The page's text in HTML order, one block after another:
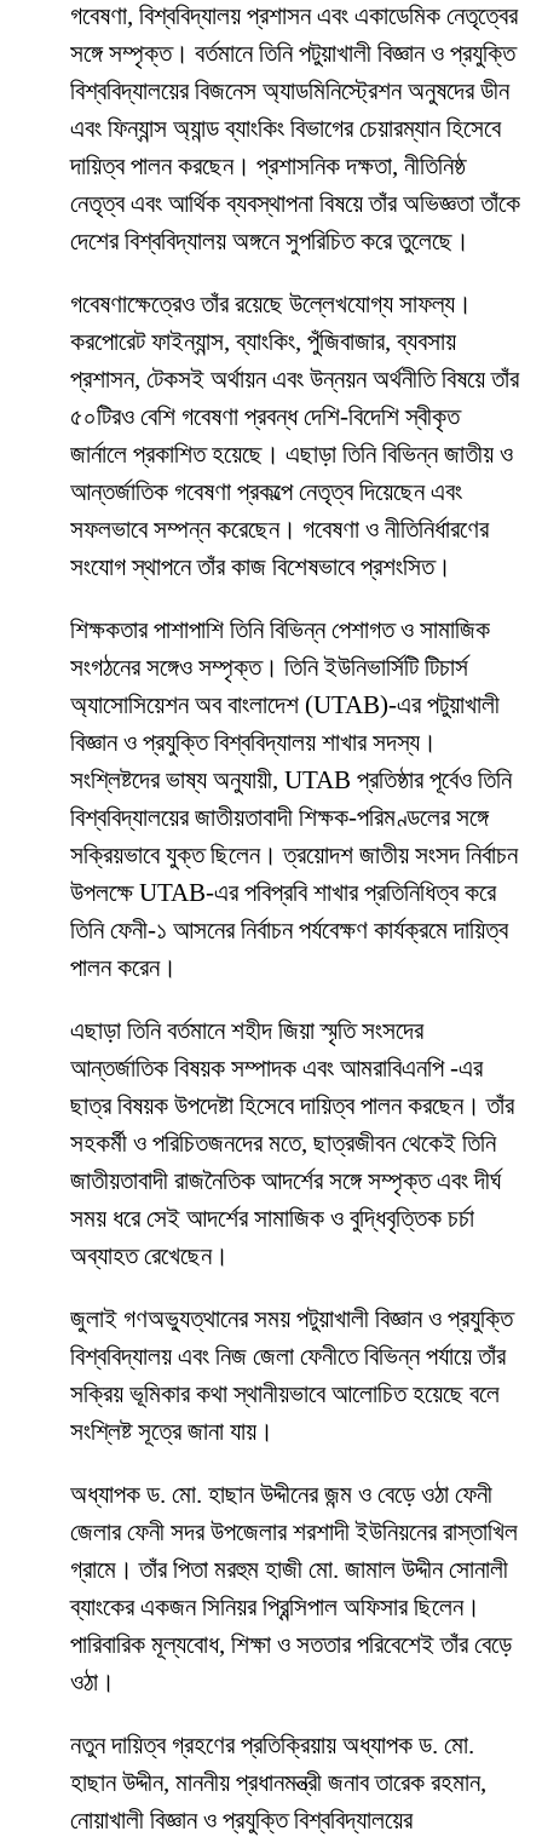
গবেষণা, বিশ্ববিদ্যালয় প্রশাসন এবং একাডেমিক নেতৃত্বের
সঙ্গে সম্পৃক্ত। বর্তমানে তিনি পটুয়াখালী বিজ্ঞান ও প্রযুক্তি
বিশ্ববিদ্যালয়ের বিজনেস অ্যাডমিনিস্ট্রেশন অনুষদের ডীন
এবং ফিন্যান্স অ্যান্ড ব্যাংকিং বিভাগের চেয়ারম্যান হিসেবে
দায়িত্ব পালন করছেন। প্রশাসনিক দক্ষতা, নীতিনিষ্ঠ
নেতৃত্ব এবং আর্থিক ব্যবস্থাপনা বিষয়ে তাঁর অভিজ্ঞতা তাঁকে
দেশের বিশ্ববিদ্যালয় অঙ্গনে সুপরিচিত করে তুলেছে।
গবেষণাক্ষেত্রেও তাঁর রয়েছে উল্লেখযোগ্য সাফল্য।
করপোরেট ফাইন্যান্স, ব্যাংকিং, পুঁজিবাজার, ব্যবসায়
প্রশাসন, টেকসই অর্থায়ন এবং উন্নয়ন অর্থনীতি বিষয়ে তাঁর
৫০টিরও বেশি গবেষণা প্রবন্ধ দেশি-বিদেশি স্বীকৃত
জার্নালে প্রকাশিত হয়েছে। এছাড়া তিনি বিভিন্ন জাতীয় ও
আন্তর্জাতিক গবেষণা প্রকল্পে নেতৃত্ব দিয়েছেন এবং
সফলভাবে সম্পন্ন করেছেন। গবেষণা ও নীতিনির্ধারণের
সংযোগ স্থাপনে তাঁর কাজ বিশেষভাবে প্রশংসিত।
শিক্ষকতার পাশাপাশি তিনি বিভিন্ন পেশাগত ও সামাজিক
সংগঠনের সঙ্গেও সম্পৃক্ত। তিনি ইউনিভার্সিটি টিচার্স
অ্যাসোসিয়েশন অব বাংলাদেশ (UTAB)-এর পটুয়াখালী
বিজ্ঞান ও প্রযুক্তি বিশ্ববিদ্যালয় শাখার সদস্য।
সংশ্লিষ্টদের ভাষ্য অনুযায়ী, UTAB প্রতিষ্ঠার পূর্বেও তিনি
বিশ্ববিদ্যালয়ের জাতীয়তাবাদী শিক্ষক-পরিমণ্ডলের সঙ্গে
সক্রিয়ভাবে যুক্ত ছিলেন। ত্রয়োদশ জাতীয় সংসদ নির্বাচন
উপলক্ষে UTAB-এর পবিপ্রবি শাখার প্রতিনিধিত্ব করে
তিনি ফেনী-১ আসনের নির্বাচন পর্যবেক্ষণ কার্যক্রমে দায়িত্ব
পালন করেন।
এছাড়া তিনি বর্তমানে শহীদ জিয়া স্মৃতি সংসদের
আন্তর্জাতিক বিষয়ক সম্পাদক এবং আমরাবিএনপি -এর
ছাত্র বিষয়ক উপদেষ্টা হিসেবে দায়িত্ব পালন করছেন। তাঁর
সহকর্মী ও পরিচিতজনদের মতে, ছাত্রজীবন থেকেই তিনি
জাতীয়তাবাদী রাজনৈতিক আদর্শের সঙ্গে সম্পৃক্ত এবং দীর্ঘ
সময় ধরে সেই আদর্শের সামাজিক ও বুদ্ধিবৃত্তিক চর্চা
অব্যাহত রেখেছেন।
জুলাই গণঅভ্যুত্থানের সময় পটুয়াখালী বিজ্ঞান ও প্রযুক্তি
বিশ্ববিদ্যালয় এবং নিজ জেলা ফেনীতে বিভিন্ন পর্যায়ে তাঁর
সক্রিয় ভূমিকার কথা স্থানীয়ভাবে আলোচিত হয়েছে বলে
সংশ্লিষ্ট সূত্রে জানা যায়।
অধ্যাপক ড. মো. হাছান উদ্দীনের জন্ম ও বেড়ে ওঠা ফেনী
জেলার ফেনী সদর উপজেলার শরশাদী ইউনিয়নের রাস্তাখিল
গ্রামে। তাঁর পিতা মরহুম হাজী মো. জামাল উদ্দীন সোনালী
ব্যাংকের একজন সিনিয়র প্রিন্সিপাল অফিসার ছিলেন।
পারিবারিক মূল্যবোধ, শিক্ষা ও সততার পরিবেশেই তাঁর বেড়ে
ওঠা।
নতুন দায়িত্ব গ্রহণের প্রতিক্রিয়ায় অধ্যাপক ড. মো.
হাছান উদ্দীন, মাননীয় প্রধানমন্ত্রী জনাব তারেক রহমান,
নোয়াখালী বিজ্ঞান ও প্রযুক্তি বিশ্ববিদ্যালয়ের